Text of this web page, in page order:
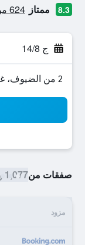
8.3 ممتاز 624 من التقييمات تم التحقق منها
ج 14/8
2 من الضيوف، غرفة واحدة
صفقات من1,077 ﷼
مزود